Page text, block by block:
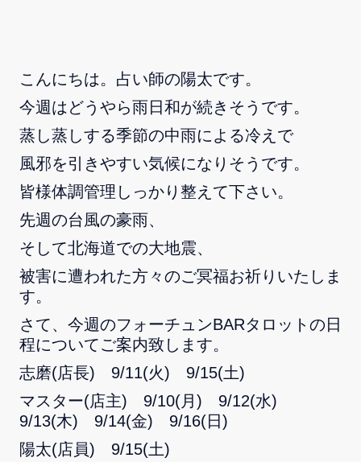
こんにちは。占い師の陽太です。
今週はどうやら雨日和が続きそうです。
蒸し蒸しする季節の中雨による冷えで
風邪を引きやすい気候になりそうです。
皆様体調管理しっかり整えて下さい。
先週の台風の豪雨、
そして北海道での大地震、
被害に遭われた方々のご冥福お祈りいたしま
す。
さて、今週のフォーチュンBARタロットの日
程についてご案内致します。
志磨(店長) 9/11(火) 9/15(土)
マスター(店主) 9/10(月) 9/12(水)
9/13(木) 9/14(金) 9/16(日)
陽太(店員) 9/15(土)